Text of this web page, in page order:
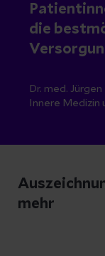
Dr. med.
Innere
die
mehr